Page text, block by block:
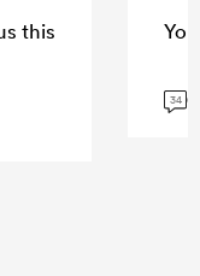
this
34